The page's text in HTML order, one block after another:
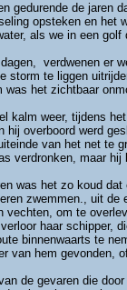
gedurende de jaren
opsteken en het
als we in een
verdwenen er
storm te liggen
was het zichtbaar
kalm weer, tijdens
hij overboord werd
van het net te
verdronken, maar
was het zo koud
zwemmen., uit de
vechten, om te
haar schipper,
binnenwaarts te
van hem gevonden,
de gevaren die